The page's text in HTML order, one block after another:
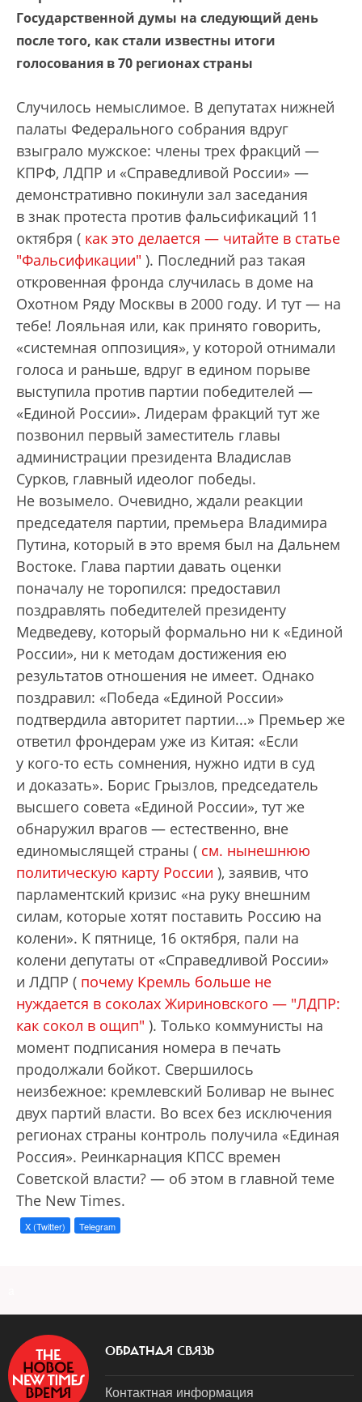
Государственной думы на следующий день
после того, как стали известны итоги
голосования в 70 регионах страны
Случилось немыслимое. В депутатах нижней
палаты Федерального собрания вдруг
взыграло мужское: члены трех фракций —
КПРФ, ЛДПР и «Справедливой России» —
демонстративно покинули зал заседания
в знак протеста против фальсификаций 11
октября ( как это делается — читайте в статье
"Фальсификации" ). Последний раз такая
откровенная фронда случилась в доме на
Охотном Ряду Москвы в 2000 году. И тут — на
тебе! Лояльная или, как принято говорить,
«системная оппозиция», у которой отнимали
голоса и раньше, вдруг в едином порыве
выступила против партии победителей —
«Единой России». Лидерам фракций тут же
позвонил первый заместитель главы
администрации президента Влади­слав
Сурков, главный идеолог победы.
Не возымело. Очевидно, ждали реакции
председателя партии, премьера Владимира
Путина, который в это время был на Дальнем
Востоке. Глава партии давать оценки
поначалу не торопился: предоставил
поздравлять победителей президенту
Медведеву, который формально ни к «Единой
России», ни к методам достижения ею
результатов отношения не имеет. Однако
поздравил: «Победа «Единой России»
подтвердила авторитет партии...» Премьер же
ответил фрондерам уже из Китая: «Если
у кого-то есть сомнения, нужно идти в суд
и доказать». Борис Грызлов, председатель
высшего совета «Единой России», тут же
обнаружил врагов — естественно, вне
единомыслящей страны ( см. нынешнюю
политическую карту России ), заявив, что
парламентский кризис «на руку внешним
силам, которые хотят поставить Россию на
колени». К пятнице, 16 октября, пали на
колени депутаты от «Справедливой России»
и ЛДПР ( почему Кремль больше не
нуждается в соколах Жириновского — "ЛДПР:
как сокол в ощип" ). Только коммунисты на
момент подписания номера в печать
продолжали бойкот. Свершилось
неизбежное: кремлевский Боливар не вынес
двух партий власти. Во всех без исключения
регионах страны контроль получила «Единая
Россия». Реинкарнация КПСС времен
Советской власти? — об этом в главной теме
The New Times.
X (Twitter) Telegram
ОБРАТНАЯ СВЯЗЬ
Контактная информация